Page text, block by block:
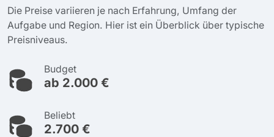
Die Preise variieren je nach Erfahrung, Umfang der
Aufgabe und Region. Hier ist ein Überblick über typische
Preisniveaus.
Budget
ab 2.000 €
Beliebt
2.700 €